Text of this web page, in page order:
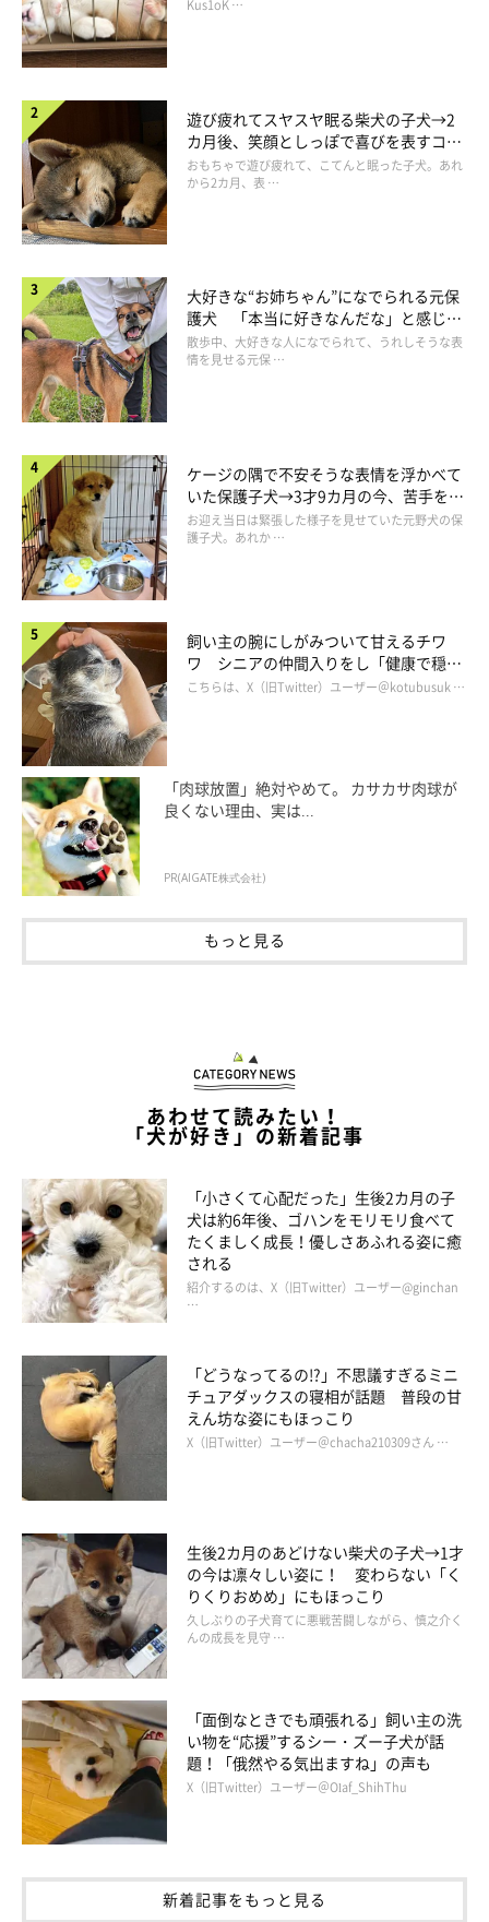
いろんなものに興味津々
＠chacha_okoge
おこげちゃんを迎えたのが生後3か月の頃。迎えた当初からおっ
とりしていて、人をよく観察するようなコだったとか。けれど、
一旦スイッチが入ると興奮して走ったり笑ったり、とってもにぎ
やか！
飼い主さん：
「フレンチ・ブルドッグは初めて飼う犬種でしたが、うれしいと
き、悲しいとき、楽しいとき、反省しているとき、と表情がわか
りやすくて、見ているだけでとっても面白いです。寝ているとき
はびっくりするほどブサイクになっちゃうところや、ごはんを待
つときよだれが出ちゃうのをペロペロしている姿も愛くるしいで
す」
ちゃちゃまるくんと猫じゃらし争奪戦？
chacha_okoge
さまざまなシーンでたくさんの表情を家族に見せるおこげちゃ
ん。大好きなのは猫じゃらしやボールで遊ぶことだそうです。先
住猫のちゃちゃまるくんのために買った猫じゃらしがいちばんの
お気に入りで、ちゃちゃまるくんと遊んでいてもおこげちゃんは
脇で喜んでいるのだとか。
あごを撫でられると思わず大笑いしてしまうおこげちゃん。おこ
げちゃんが見せる愛くるしい姿に飼い主さんもメロメロのようで
そうですね。
写真提供・取材協力／ ＠chacha_okogeさん／Instagram
※この記事は投稿者さまにご了承をいただいたうえで制作してい
ます。
取材・文／小泉美筆
長！
Kus1oK …
遊び疲れてスヤスヤ眠る柴犬の子犬→2
カ月後、笑顔としっぽで喜びを表すコに
成長！
おもちゃで遊び疲れて、こてんと眠った子犬。あれ
から2カ月、表 …
大好きな“お姉ちゃん”になでられる元保
護犬 「本当に好きなんだな」と感じる
表情にほっこり
散歩中、大好きな人になでられて、うれしそうな表
情を見せる元保 …
ケージの隅で不安そうな表情を浮かべて
いた保護子犬→3才9カ月の今、苦手を克
服し頼もしいコに成長！
お迎え当日は緊張した様子を見せていた元野犬の保
護子犬。あれか …
飼い主の腕にしがみついて甘えるチワ
ワ シニアの仲間入りをし「健康で穏や
かな暮らしが続いてほしい」と願う
こちらは、X（旧Twitter）ユーザー＠kotubusuk …
「肉球放置」絶対やめて。 カサカサ肉球が
良くない理由、実は...
PR(AIGATE株式会社)
もっと見る
あわせて読みたい！
「犬が好き」の新着記事
「小さくて心配だった」生後2カ月の子
犬は約6年後、ゴハンをモリモリ食べて
たくましく成長！優しさあふれる姿に癒
される
紹介するのは、X（旧Twitter）ユーザー@ginchan
…
「どうなってるの!?」不思議すぎるミニ
チュアダックスの寝相が話題 普段の甘
えん坊な姿にもほっこり
X（旧Twitter）ユーザー＠chacha210309さん …
生後2カ月のあどけない柴犬の子犬→1才
の今は凛々しい姿に！ 変わらない「く
りくりおめめ」にもほっこり
久しぶりの子犬育てに悪戦苦闘しながら、慎之介く
んの成長を見守 …
「面倒なときでも頑張れる」飼い主の洗
い物を“応援”するシー・ズー子犬が話
題！「俄然やる気出ますね」の声も
X（旧Twitter）ユーザー＠Olaf_ShihThu
新着記事をもっと見る